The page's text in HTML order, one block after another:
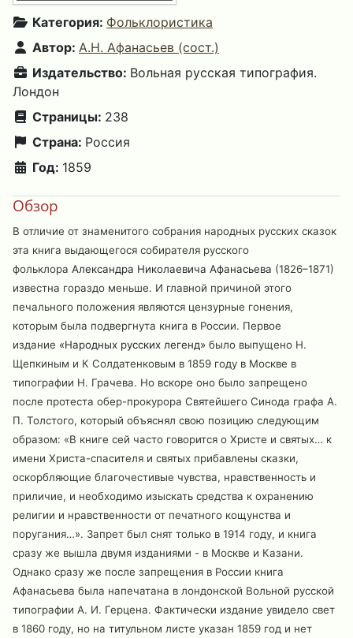
Категория: Фольклористика
Автор: А.Н. Афанасьев (сост.)
Издательство: Вольная русская типография.
Лондон
Страницы: 238
Страна: Россия
Год: 1859
Обзор
В отличие от знаменитого собрания народных русских сказок
эта книга выдающегося собирателя русского
фольклора Александра Николаевича Афанасьева (1826–1871)
известна гораздо меньше. И главной причиной этого
печального положения являются цензурные гонения,
которым была подвергнута книга в России. Первое
издание «Народных русских легенд» было выпущено Н.
Щепкиным и К Солдатенковым в 1859 году в Москве в
типографии Н. Грачева. Но вскоре оно было запрещено
после протеста обер-прокурора Святейшего Синода графа А.
П. Толстого, который объяснял свою позицию следующим
образом: «В книге сей часто говорится о Христе и святых… к
имени Христа-спасителя и святых прибавлены сказки,
оскорбляющие благочестивые чувства, нравственность и
приличие, и необходимо изыскать средства к охранению
религии и нравственности от печатного кощунства и
поругания…». Запрет был снят только в 1914 году, и книга
сразу же вышла двумя изданиями - в Москве и Казани.
Однако сразу же после запрещения в России книга
Афанасьева была напечатана в лондонской Вольной русской
типографии А. И. Герцена. Фактически издание увидело свет
в 1860 году, но на титульном листе указан 1859 год и нет